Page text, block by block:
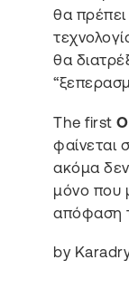
θα πρέπει
θα
The first
φαίνεται
ακόμα δεν
μόνο που
απόφαση
by